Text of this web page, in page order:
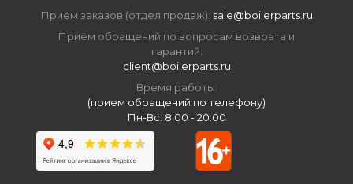
Приём заказов (отдел продаж): sale@boilerparts.ru
Приём обращений по вопросам возврата и
гарантий:
client@boilerparts.ru
Время работы:
(прием обращений по телефону)
Пн-Вс: 8:00 - 20:00